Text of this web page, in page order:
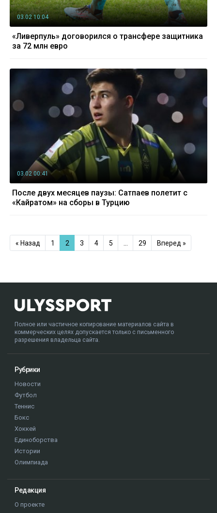
03.02 10:04
«Ливерпуль» договорился о трансфере защитника
за 72 млн евро
03.02 00:41
После двух месяцев паузы: Сатпаев полетит с
«Кайратом» на сборы в Турцию
« Назад 1 2 3 4 5 29 Вперед »
Полное или частичное копирование материалов сайта в
коммерческих целях допускается только с письменного
разрешения владельца сайта.
Рубрики
Новости
Футбол
Теннис
Бокс
Хоккей
Единоборства
Истории
Олимпиада
Редакция
О проекте